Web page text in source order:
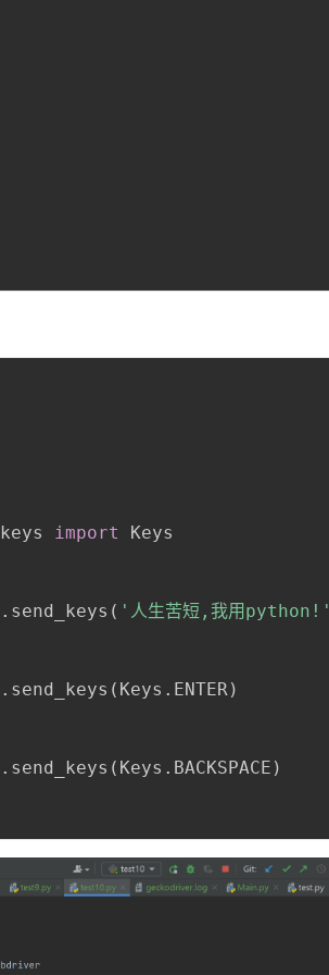
keys import
Keys
. send_keys ( '人生苦短,我用python!'
. send_keys ( Keys . ENTER )
. send_keys ( Keys . BACKSPACE )